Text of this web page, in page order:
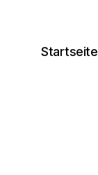
Startseite